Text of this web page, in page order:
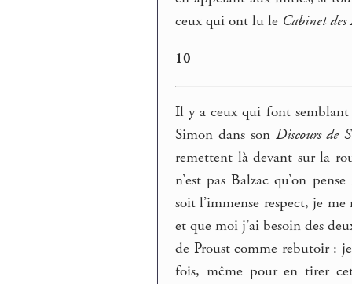
ceux qui ont lu le Cabinet
10
Il y a ceux qui font semblant
Simon dans son Discours de
remettent là devant sur la
n’est pas Balzac qu’on
soit l’immense respect, je
et que moi j’ai besoin des
de Proust comme rebutoir :
fois, même pour en tirer